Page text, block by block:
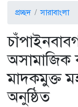
প্রচ্ছদ সারাবাংলা
অসামাজিক
মাদকমুক্ত
অনুষ্ঠিত